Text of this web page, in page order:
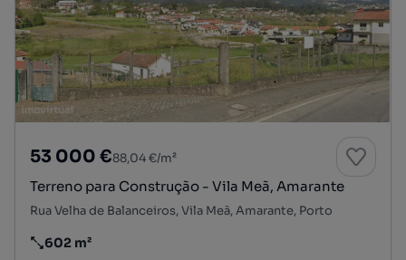
53 000 €88,04 €/m²
Terreno para Construção - Vila Meã, Amarante
Rua Velha de Balanceiros, Vila Meã, Amarante, Porto
Preço por metro quadrado
602 m²